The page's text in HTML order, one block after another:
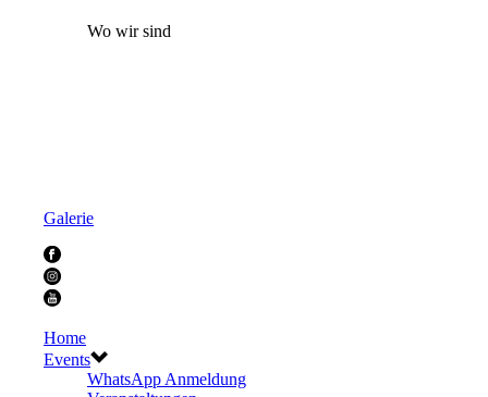
Wo wir sind
Galerie
Home
Events
WhatsApp Anmeldung